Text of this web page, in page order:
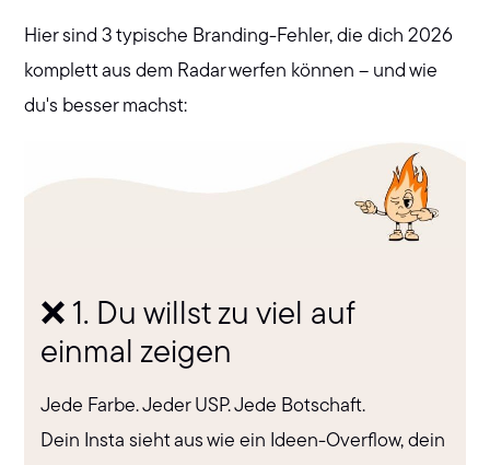
Hier sind 3 typische Branding-Fehler, die dich 2026
komplett aus dem Radar werfen können – und wie
du's besser machst:
❌ 1. Du willst zu viel auf
einmal zeigen
Jede Farbe. Jeder USP. Jede Botschaft.
Dein Insta sieht aus wie ein Ideen-Overflow, dein